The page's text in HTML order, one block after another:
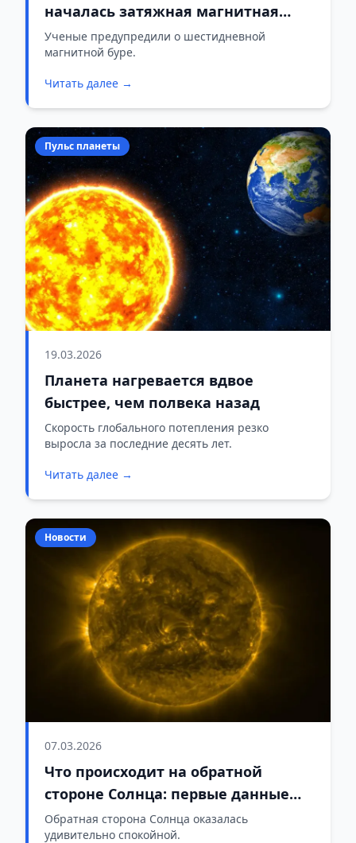
началась затяжная магнитная
буря
Ученые предупредили о шестидневной
магнитной буре.
Читать далее →
Пульс планеты
19.03.2026
Планета нагревается вдвое
быстрее, чем полвека назад
Скорость глобального потепления резко
выросла за последние десять лет.
Читать далее →
Новости
07.03.2026
Что происходит на обратной
стороне Солнца: первые данные
Solar Orbiter
Обратная сторона Солнца оказалась
удивительно спокойной.